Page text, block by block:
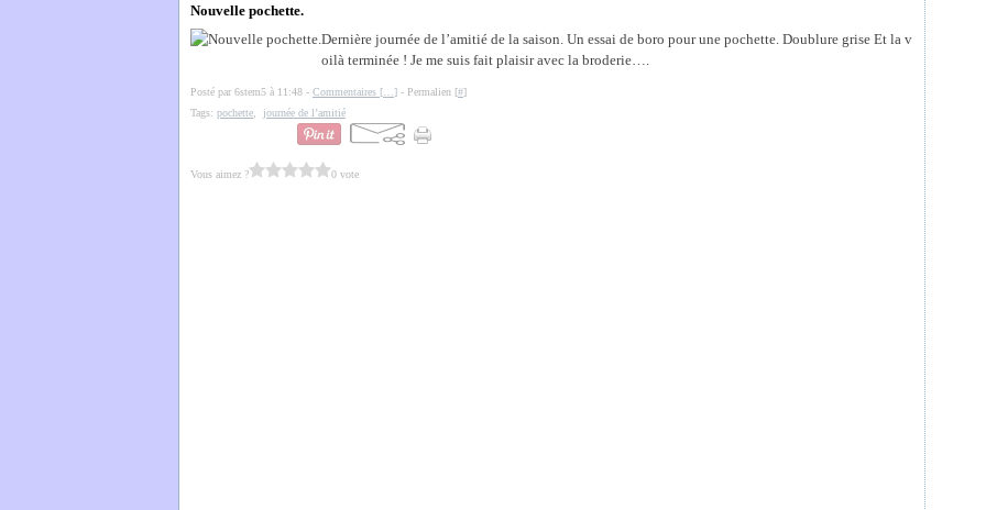
Nouvelle pochette.
Dernière journée de l’amitié de la saison. Un essai de boro pour une pochette. Doublure grise Et la v
oilà terminée ! Je me suis fait plaisir avec la broderie….
Posté par 6stem5 à 11:48 - Commentaires [ ] - Permalien [#]
Tags: pochette journée de l’amitié
Vous aimez ? 0 vote